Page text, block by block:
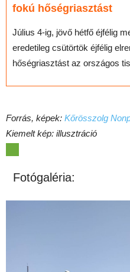
fokú hőségriasztást
Július 4-ig, jövő hétfő éjfélig
eredetileg csütörtök éjfélig
hőségriasztást az országos
Forrás, képek: Kőrösszolg
Kiemelt kép: illusztráció
Fotógaléria: